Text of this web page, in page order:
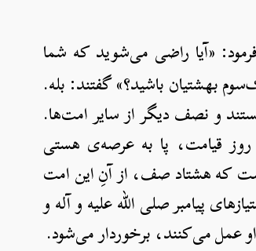
«آیا راضی می‌شوید که شما
بهشتیان باشید؟» گفتند: بله.
و نصف دیگر از سایر امت‌ها.
روز قیامت، پا به عرصه‌ی هستی
که هشتاد صف، از آنِ این امت
پیامبر صلی الله علیه و آله و
عمل می‌کنند، برخوردار می‌شود.